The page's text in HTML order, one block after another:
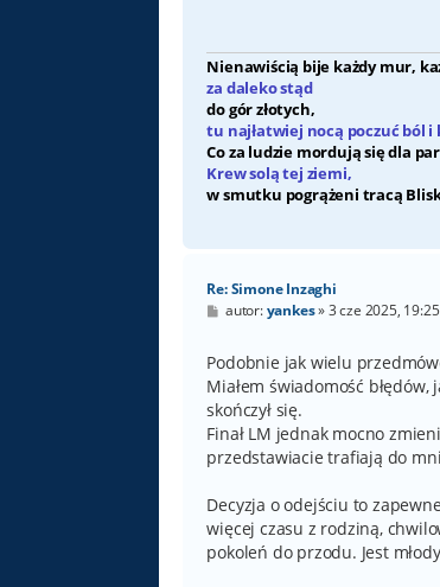
Nienawiścią bije każdy mur,
za daleko stąd
do gór złotych,
tu najłatwiej nocą poczuć ból i
Co za ludzie mordują się dla
Krew solą tej ziemi,
w smutku pogrążeni tracą
Re: Simone Inzaghi
P
t
autor:yankes»3 cze 2025, 19:25
Podobnie jak wielu
Miałem świadomość błędów,
skończył się.
Finał LM jednak mocno
przedstawiacie trafiają do
Decyzja o odejściu to
więcej czasu z rodziną,
pokoleń do przodu. Jest